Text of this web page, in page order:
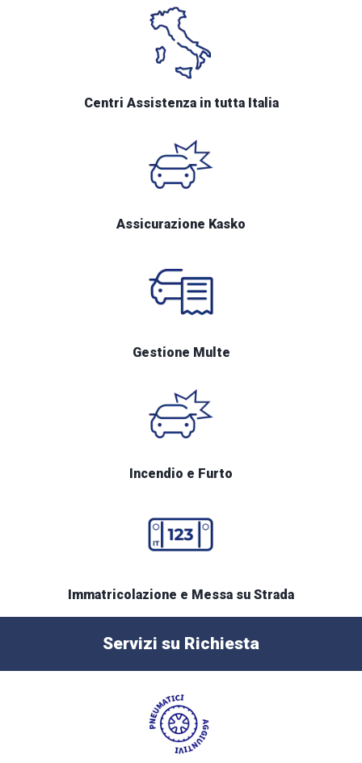
Centri Assistenza in tutta Italia
Assicurazione Kasko
Gestione Multe
Incendio e Furto
Immatricolazione e Messa su Strada
Servizi su Richiesta